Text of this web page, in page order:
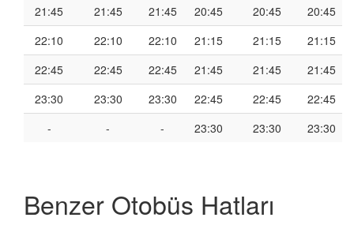
21:45
21:45 21:45 20:45 20:45
20:45
22:10
22:10 22:10 21:15 21:15
21:15
22:45
22:45 22:45 21:45 21:45
21:45
23:30
23:30 23:30 22:45 22:45
22:45
-
- - 23:30 23:30 23:30
Benzer Otobüs Hatları